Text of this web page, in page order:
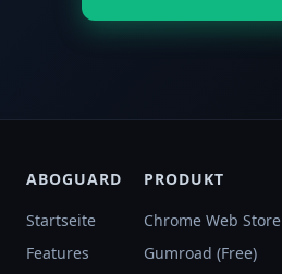
ABOGUARD
Startseite
Features
PRODUKT
Chrome Web Store
Gumroad (Free)